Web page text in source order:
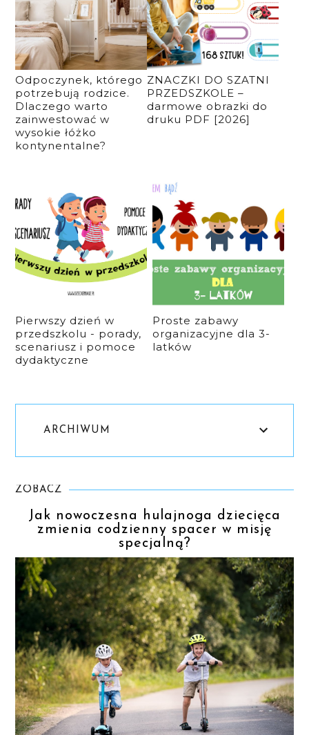
Odpoczynek, którego
potrzebują rodzice.
Dlaczego warto
zainwestować w
wysokie łóżko
kontynentalne?
ZNACZKI DO SZATNI
PRZEDSZKOLE –
darmowe obrazki do
druku PDF [2026]
Pierwszy dzień w
przedszkolu - porady,
scenariusz i pomoce
dydaktyczne
Proste zabawy
organizacyjne dla 3-
latków
ARCHIWUM
ZOBACZ
Jak nowoczesna hulajnoga dziecięca
zmienia codzienny spacer w misję
specjalną?